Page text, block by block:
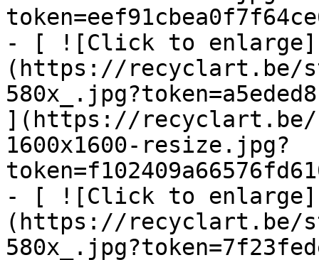
- [ ![Click to enlarge]
(https://recyclart.be/
](https://
1600x1600-resize.jpg?
- [ ![Click to enlarge]
(https://recyclart.be/